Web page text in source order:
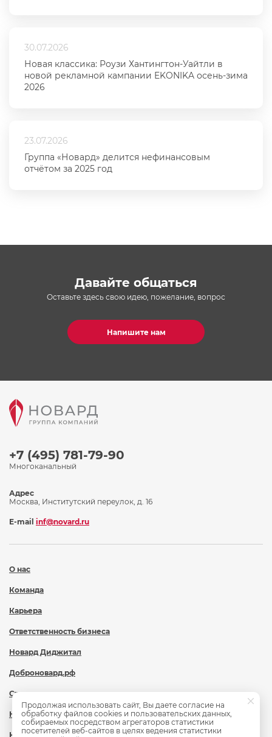
30.07.2026
Новая классика: Роузи Хантингтон-Уайтли в
новой рекламной кампании EKONIKA осень-зима
2026
23.07.2026
Группа «Новард» делится нефинансовым
отчётом за 2025 год
Давайте общаться
Оставьте здесь свою идею, пожелание, вопрос
Напишите нам
+7 (495) 781-79-90
Многоканальный
О нас
Команда
Карьера
Ответственность бизнеса
Новард Диджитал
Доброновард.рф
Статьи
Новости
Контакты
Адрес
Москва, Институтский переулок, д. 16
E-mail inf@novard.ru
Продолжая использовать сайт, Вы даете согласие на
обработку файлов cookies и пользовательских данных,
собираемых посредством агрегаторов статистики
посетителей веб-сайтов в целях ведения статистики